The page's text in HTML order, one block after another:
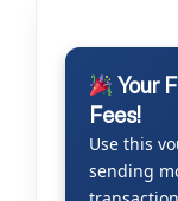
Your
Fees!
Use this
sending